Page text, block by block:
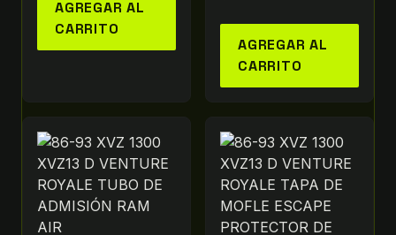
AGREGAR AL
CARRITO
AGREGAR AL
CARRITO